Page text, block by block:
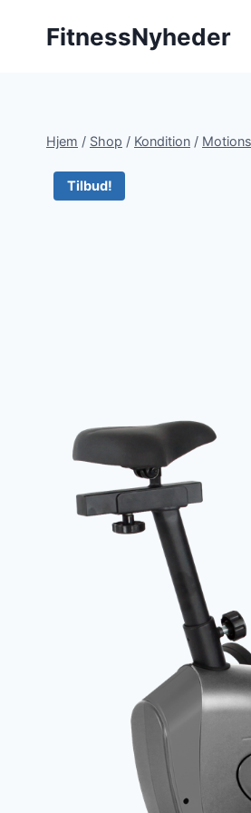
FitnessNyheder
Hjem / Shop / Kondition /
Tilbud!